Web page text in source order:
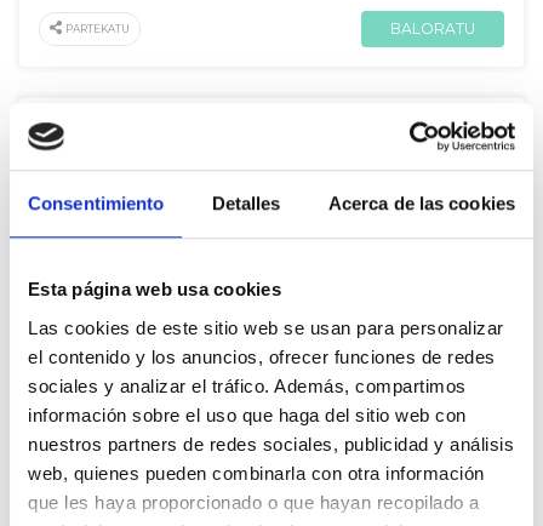
Consentimiento Detalles Acerca de las cookies
Esta página web usa cookies
Las cookies de este sitio web se usan para personalizar
el contenido y los anuncios, ofrecer funciones de redes
sociales y analizar el tráfico. Además, compartimos
información sobre el uso que haga del sitio web con
nuestros partners de redes sociales, publicidad y análisis
web, quienes pueden combinarla con otra información
que les haya proporcionado o que hayan recopilado a
PARTEKATU BALORATU
PARTEKATU BALORATU
De Susana Sumelzo